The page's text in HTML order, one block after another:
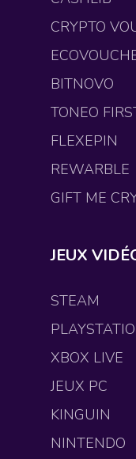
CRYPTO
BITNOVO
TONEO
FLEXEPIN
REWARBLE
GIFT ME
JEUX
STEAM
XBOX LIVE
JEUX PC
KINGUIN
NINTENDO